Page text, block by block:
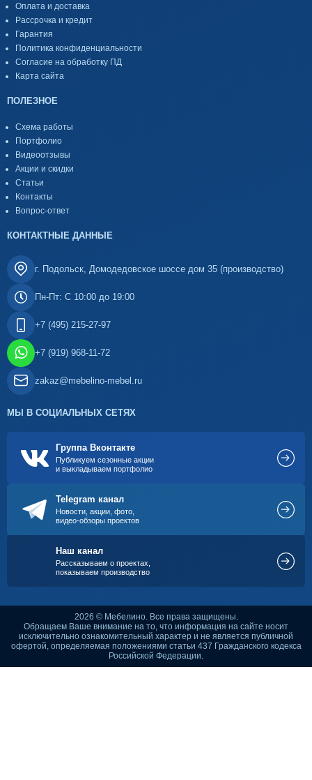
Оплата и доставка
Рассрочка и кредит
Гарантия
Политика конфиденциальности
Согласие на обработку ПД
Карта сайта
ПОЛЕЗНОЕ
Схема работы
Портфолио
Видеоотзывы
Акции и скидки
Статьи
Контакты
Вопрос-ответ
КОНТАКТНЫЕ ДАННЫЕ
г. Подольск, Домодедовское шоссе дом 35 (производство)
Пн-Пт: С 10:00 до 19:00
+7 (495) 215-27-97
+7 (919) 968-11-72
zakaz@mebelino-mebel.ru
МЫ В СОЦИАЛЬНЫХ СЕТЯХ
Группа Вконтакте
Публикуем сезонные акции
и выкладываем портфолио
Telegram канал
Новости, акции, фото,
видео-обзоры проектов
Наш канал
Рассказываем о проектах,
показываем производство
2026 © Мебелино. Все права защищены.
Обращаем Ваше внимание на то, что информация на сайте носит
исключительно ознакомительный характер и не является публичной
офертой, определяемая положениями статьи 437 Гражданского кодекса
Российской Федерации.